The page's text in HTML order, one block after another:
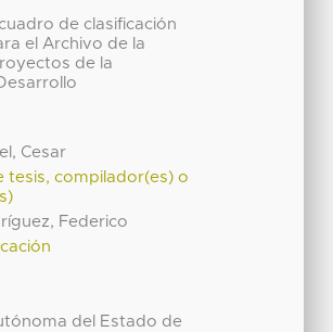
de clasificación
el Archivo de la
de la
Cesar
tesis, compilador(es) o
Federico
del Estado de